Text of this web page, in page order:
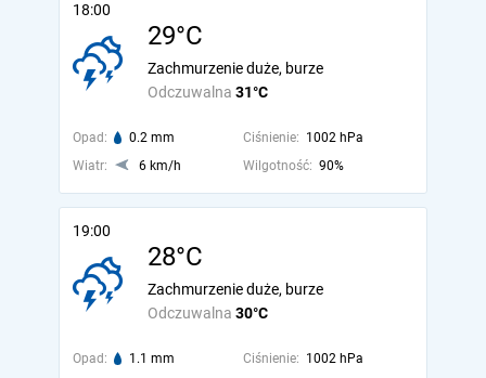
18:00
29°C
Odczuwalna 31°C
Zachmurzenie duże, burze
Opad: 0.2 mm Ciśnienie: 1002 hPa
Wiatr:
6 km/h Wilgotność: 90%
19:00
28°C
Odczuwalna 30°C
Zachmurzenie duże, burze
Opad: 1.1 mm Ciśnienie: 1002 hPa